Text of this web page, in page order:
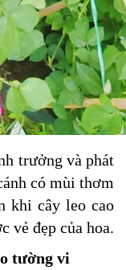
trưởng và phát
có mùi thơm
khi cây leo cao
vẻ đẹp của hoa.
tường vi